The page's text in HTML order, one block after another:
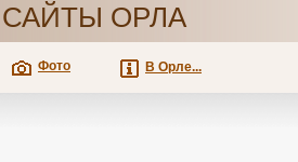
ОРЛА
Фото В Орле...